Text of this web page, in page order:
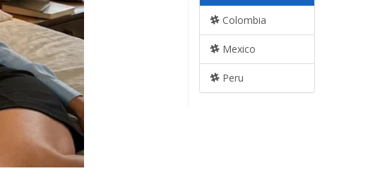
Colombia
Mexico
Peru